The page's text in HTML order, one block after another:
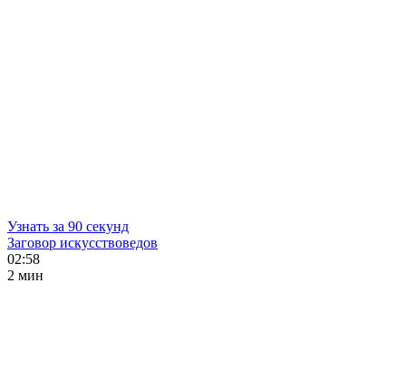
Узнать за 90 секунд
Заговор искусствоведов
02:58
2 мин